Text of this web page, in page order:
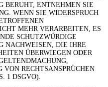
BERUHT, ENTNEHMEN SIE
WENN SIE WIDERSPRUCH
MEHR VERARBEITEN, ES
SCHUTZWÜRDIGE
NACHWEISEN, DIE IHRE
ÜBERWIEGEN ODER
VON RECHTSANSPRÜCHEN
1 DSGVO).